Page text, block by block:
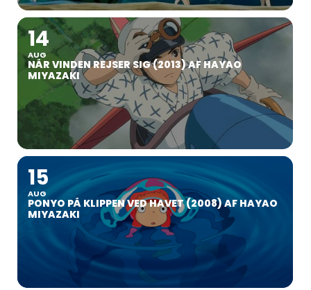
14
AUG
NÅR VINDEN REJSER SIG (2013) AF HAYAO
MIYAZAKI
15
AUG
PONYO PÅ KLIPPEN VED HAVET (2008) AF HAYAO
MIYAZAKI